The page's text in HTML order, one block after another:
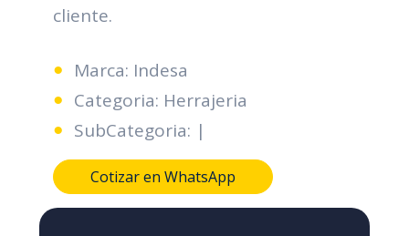
cliente.
Marca: Indesa
Categoria: Herrajeria
SubCategoria: |
Cotizar en WhatsApp